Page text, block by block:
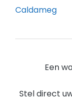
Caldameg
Een
Stel direct